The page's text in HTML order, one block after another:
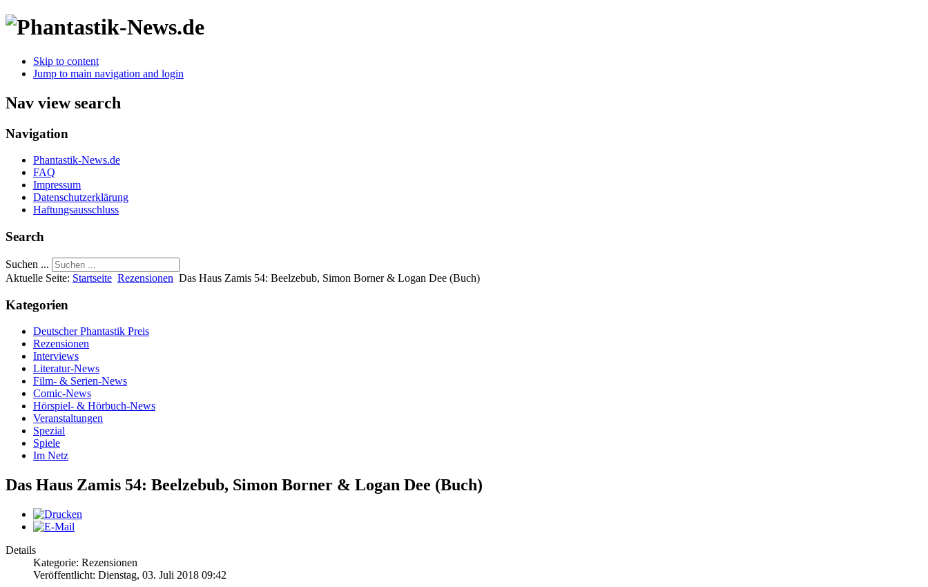
Skip to content
Jump to main navigation and login
Nav view search
Navigation
Phantastik-News.de
FAQ
Impressum
Datenschutzerklärung
Haftungsausschluss
Search
Suchen ...
Aktuelle Seite: Startseite Rezensionen Das Haus Zamis 54: Beelzebub, Simon Borner & Logan Dee (Buch)
Kategorien
Deutscher Phantastik Preis
Rezensionen
Interviews
Literatur-News
Film- & Serien-News
Comic-News
Hörspiel- & Hörbuch-News
Veranstaltungen
Spezial
Spiele
Im Netz
Das Haus Zamis 54: Beelzebub, Simon Borner & Logan Dee (Buch)
Details
Kategorie: Rezensionen
Veröffentlicht: Dienstag, 03. Juli 2018 09:42